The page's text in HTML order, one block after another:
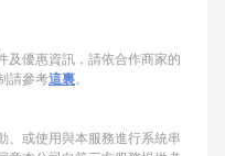
及優惠資訊，請依合作商家的
請參考這裏。
、或使用與本服務進行系統串